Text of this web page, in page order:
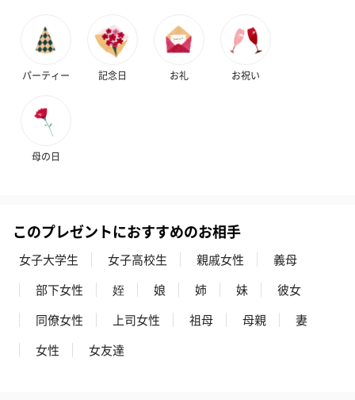
（ブルー）（748円）
ハンドタオル・ハンカチ
ハンドタオル・ハンカチを同梱してお届けいたします。ギフトへ
の＋αにおすすめです。
パーティー 記念日 お礼 お祝い
母の日
このプレゼントにおすすめのお相手
女子大学生 女子高校生 親戚女性
義母
部下女性
姪 娘 姉 妹
彼女
同僚女性
上司女性 祖母 母親
妻
女性
女友達